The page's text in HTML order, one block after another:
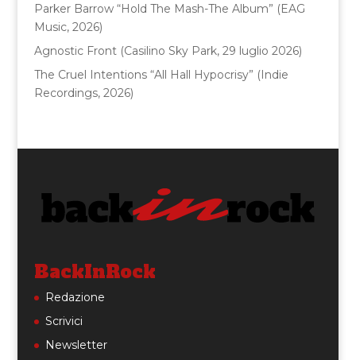
Parker Barrow “Hold The Mash-The Album” (EAG
Music, 2026)
Agnostic Front (Casilino Sky Park, 29 luglio 2026)
The Cruel Intentions “All Hall Hypocrisy” (Indie
Recordings, 2026)
BackInRock
Redazione
Scrivici
Newsletter